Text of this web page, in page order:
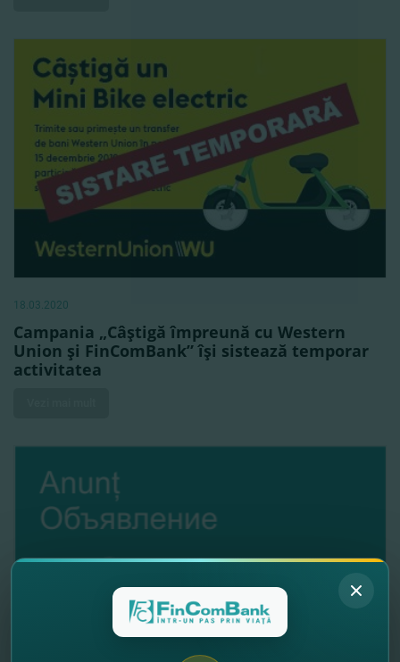
18.03.2020
Campania „Câştigă împreună cu Western
Union şi FinComBank” îşi sistează temporar
activitatea